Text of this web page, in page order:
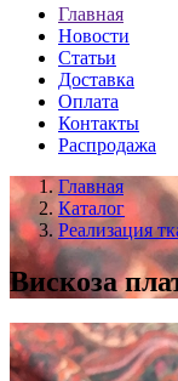
Главная
Новости
Статьи
Доставка
Оплата
Контакты
Распродажа
Главная
Каталог
Реализация
Вискоза